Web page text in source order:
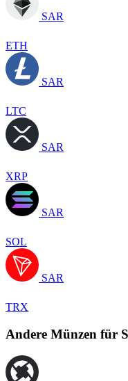
SAR
ETH
SAR
LTC
SAR
XRP
SAR
SOL
SAR
TRX
Andere Münzen für